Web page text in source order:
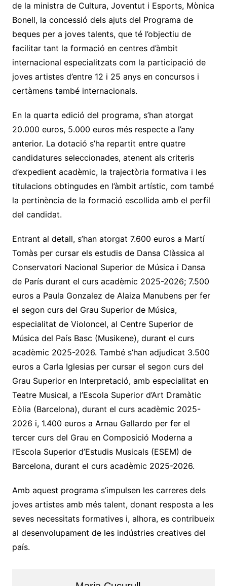
de la ministra de Cultura, Joventut i Esports, Mònica
Bonell, la concessió dels ajuts del Programa de
beques per a joves talents, que té l’objectiu de
facilitar tant la formació en centres d’àmbit
internacional especialitzats com la participació de
joves artistes d’entre 12 i 25 anys en concursos i
certàmens també internacionals.
En la quarta edició del programa, s’han atorgat
20.000 euros, 5.000 euros més respecte a l’any
anterior. La dotació s’ha repartit entre quatre
candidatures seleccionades, atenent als criteris
d’expedient acadèmic, la trajectòria formativa i les
titulacions obtingudes en l’àmbit artístic, com també
la pertinència de la formació escollida amb el perfil
del candidat.
Entrant al detall, s’han atorgat 7.600 euros a Martí
Tomàs per cursar els estudis de Dansa Clàssica al
Conservatori Nacional Superior de Música i Dansa
de París durant el curs acadèmic 2025-2026; 7.500
euros a Paula Gonzalez de Alaiza Manubens per fer
el segon curs del Grau Superior de Música,
especialitat de Violoncel, al Centre Superior de
Música del País Basc (Musikene), durant el curs
acadèmic 2025-2026. També s’han adjudicat 3.500
euros a Carla Iglesias per cursar el segon curs del
Grau Superior en Interpretació, amb especialitat en
Teatre Musical, a l’Escola Superior d’Art Dramàtic
Eòlia (Barcelona), durant el curs acadèmic 2025-
2026 i, 1.400 euros a Arnau Gallardo per fer el
tercer curs del Grau en Composició Moderna a
l’Escola Superior d’Estudis Musicals (ESEM) de
Barcelona, durant el curs acadèmic 2025-2026.
Amb aquest programa s’impulsen les carreres dels
joves artistes amb més talent, donant resposta a les
seves necessitats formatives i, alhora, es contribueix
al desenvolupament de les indústries creatives del
país.